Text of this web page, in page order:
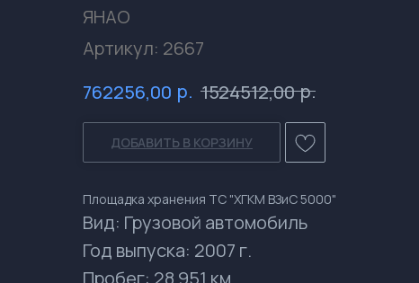
ЯНАО
Артикул: 2667
762256,00 р. 1524512,00 р.
ДОБАВИТЬ В КОРЗИНУ
Площадка хранения ТС "ХГКМ ВЗиС 5000"
Вид: Грузовой автомобиль
Год выпуска: 2007 г.